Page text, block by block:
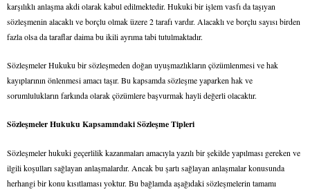
karşılıklı anlaşma akdi olarak kabul edilmektedir. Hukuki bir işlem vasfı da taşıyan
sözleşmenin alacaklı ve borçlu olmak üzere 2 tarafı vardır. Alacaklı ve borçlu sayısı birden
fazla olsa da taraflar daima bu ikili ayrıma tabi tutulmaktadır.
Sözleşmeler Hukuku bir sözleşmeden doğan uyuşmazlıkların çözümlenmesi ve hak
kayıplarının önlenmesi amacı taşır. Bu kapsamda sözleşme yaparken hak ve
sorumlulukların farkında olarak çözümlere başvurmak hayli değerli olacaktır.
Sözleşmeler Hukuku Kapsamındaki Sözleşme Tipleri
Sözleşmeler hukuki geçerlilik kazanmaları amacıyla yazılı bir şekilde yapılması gereken ve
ilgili koşulları sağlayan anlaşmalardır. Ancak bu şartı sağlayan anlaşmalar konusunda
herhangi bir konu kısıtlaması yoktur. Bu bağlamda aşağıdaki sözleşmelerin tamamı